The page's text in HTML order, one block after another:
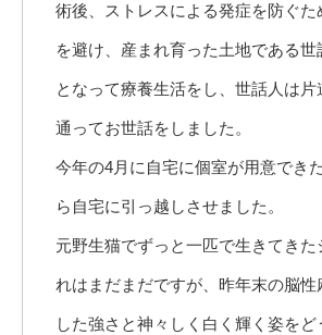
術後、ストレスによる発症を防ぐ
を避け、産まれ育った土地である世
となって療養生活をし、世話人は片
通ってお世話をしました。
今年の4月に自宅に個室が用意でき
ら自宅に引っ越しさせました。
元野生猫でずっと一匹で生きてきた
れはまだまだですが、昨年末の脳性
した強さと神々しく白く輝く姿をど